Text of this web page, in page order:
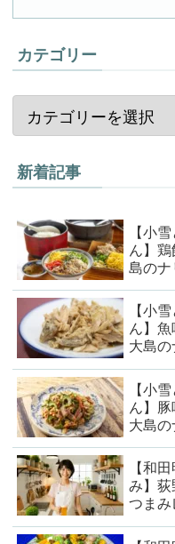
カテゴリー
新着記事
【小
ん】
島のナ
【小
ん】
大島の
【小
ん】
大島の
【和
み】荻
つまみ